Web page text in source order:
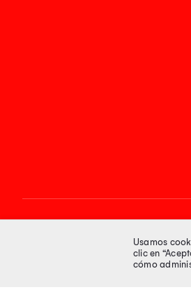
Síguenos enUsamos
clic en
cómo